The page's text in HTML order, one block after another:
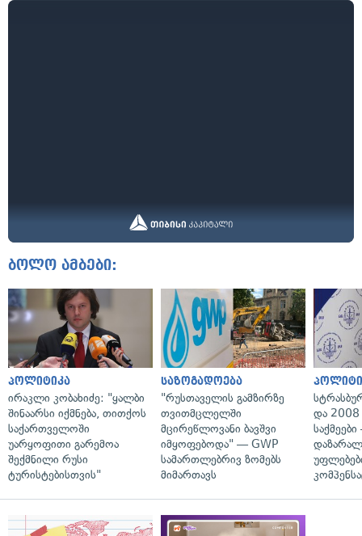
ბოლო ამბები:
პოლიტიკა
ირაკლი კობახიძე: "ყალბი
შინაარსი იქმნება, თითქოს
საქართველოში
უარყოფითი გარემოა
შექმნილი რუსი
ტურისტებისთვის"
საზოგადოება
"რუსთაველის გამზირზე
თვითმცლელში
მცირეწლოვანი ბავშვი
იმყოფებოდა" — GWP
სამართლებრივ ზომებს
მიმართავს
და 2008